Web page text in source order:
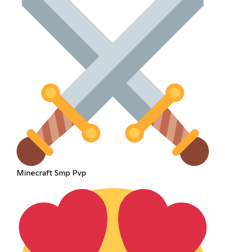
Minecraft Smp Pvp